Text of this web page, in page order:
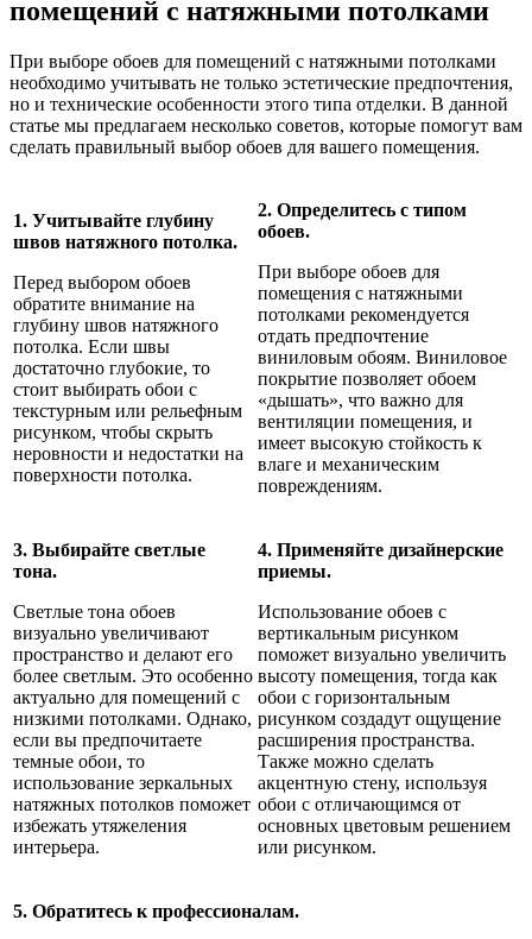
помещений с натяжными потолками
При выборе обоев для помещений с натяжными потолками
необходимо учитывать не только эстетические предпочтения,
но и технические особенности этого типа отделки. В данной
статье мы предлагаем несколько советов, которые помогут вам
сделать правильный выбор обоев для вашего помещения.
1. Учитывайте глубину
швов натяжного потолка.
Перед выбором обоев
обратите внимание на
глубину швов натяжного
потолка. Если швы
достаточно глубокие, то
стоит выбирать обои с
текстурным или рельефным
рисунком, чтобы скрыть
неровности и недостатки на
поверхности потолка.
2. Определитесь с типом
обоев.
При выборе обоев для
помещения с натяжными
потолками рекомендуется
отдать предпочтение
виниловым обоям. Виниловое
покрытие позволяет обоем
«дышать», что важно для
вентиляции помещения, и
имеет высокую стойкость к
влаге и механическим
повреждениям.
3. Выбирайте светлые
тона.
Светлые тона обоев
визуально увеличивают
пространство и делают его
более светлым. Это особенно
актуально для помещений с
низкими потолками. Однако,
если вы предпочитаете
темные обои, то
использование зеркальных
натяжных потолков поможет
избежать утяжеления
интерьера.
4. Применяйте дизайнерские
приемы.
Использование обоев с
вертикальным рисунком
поможет визуально увеличить
высоту помещения, тогда как
обои с горизонтальным
рисунком создадут ощущение
расширения пространства.
Также можно сделать
акцентную стену, используя
обои с отличающимся от
основных цветовым решением
или рисунком.
5. Обратитесь к профессионалам.